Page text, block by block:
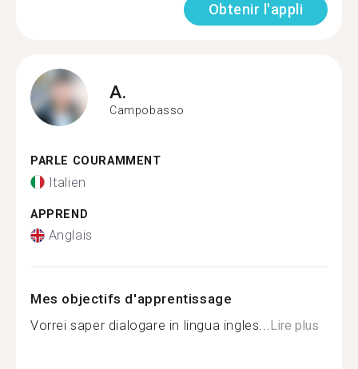
Obtenir l'appli
A.
Campobasso
PARLE COURAMMENT
Italien
APPREND
Anglais
Mes objectifs d'apprentissage
Vorrei saper dialogare in lingua ingles...Lire plus